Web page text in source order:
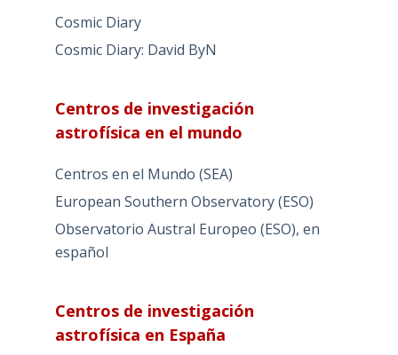
Cosmic Diary
Cosmic Diary: David ByN
Centros de investigación
astrofísica en el mundo
Centros en el Mundo (SEA)
European Southern Observatory (ESO)
Observatorio Austral Europeo (ESO), en
español
Centros de investigación
astrofísica en España